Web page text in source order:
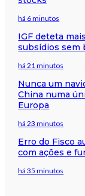
há 6 minutos
IGF deteta
subsídios sem
há 21 minutos
Nunca um
China numa
Europa
há 23 minutos
Erro do Fisco
com ações e
há 35 minutos